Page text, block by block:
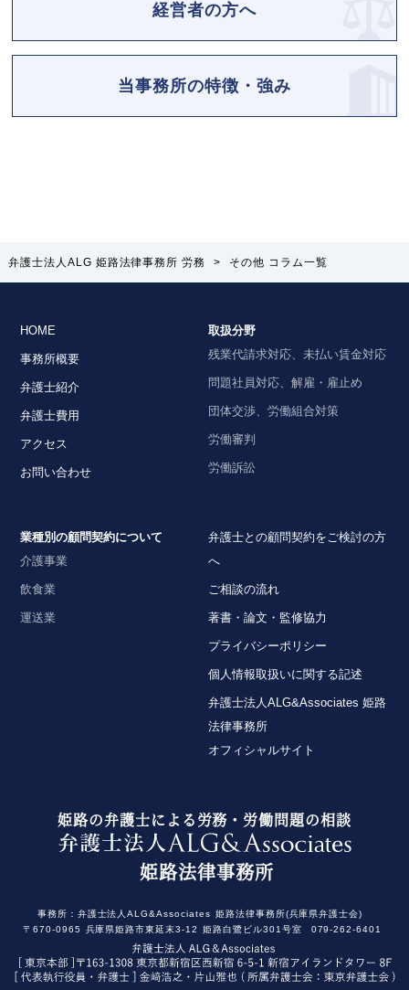
経営者の方へ
当事務所の特徴・強み
弁護士法人ALG 姫路法律事務所 労務 > その他 コラム一覧
HOME
事務所概要
弁護士紹介
弁護士費用
アクセス
お問い合わせ
取扱分野
残業代請求対応、未払い賃金対応
問題社員対応、解雇・雇止め
団体交渉、労働組合対策
労働審判
労働訴訟
業種別の顧問契約について
介護事業
飲食業
運送業
弁護士との顧問契約をご検討の方
へ
ご相談の流れ
著書・論文・監修協力
プライバシーポリシー
個人情報取扱いに関する記述
弁護士法人ALG&Associates 姫路
法律事務所
オフィシャルサイト
姫路の弁護士による労務・労働問題の相談
姫路法律事務所
事務所： 弁護士法人ALG&Associates 姫路法律事務所(兵庫県弁護士会)
〒670-0965
兵庫県姫路市東延末3-12 姫路白鷺ビル301号室 079-262-6401